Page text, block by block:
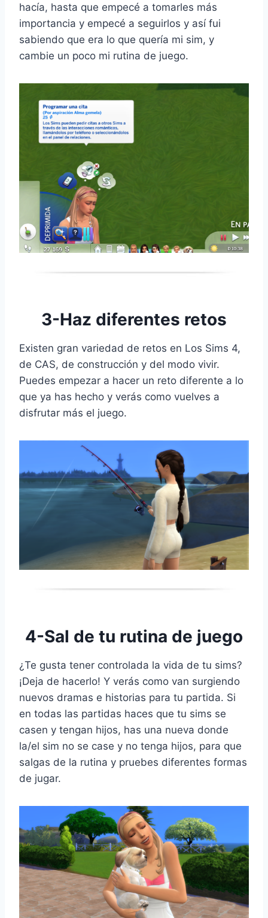
hacía, hasta que empecé a tomarles más
importancia y empecé a seguirlos y así fui
sabiendo que era lo que quería mi sim, y
cambie un poco mi rutina de juego.
3-Haz diferentes retos
Existen gran variedad de retos en Los Sims 4,
de CAS, de construcción y del modo vivir.
Puedes empezar a hacer un reto diferente a lo
que ya has hecho y verás como vuelves a
disfrutar más el juego.
4-Sal de tu rutina de juego
¿Te gusta tener controlada la vida de tu sims?
¡Deja de hacerlo! Y verás como van surgiendo
nuevos dramas e historias para tu partida. Si
en todas las partidas haces que tu sims se
casen y tengan hijos, has una nueva donde
la/el sim no se case y no tenga hijos, para que
salgas de la rutina y pruebes diferentes formas
de jugar.